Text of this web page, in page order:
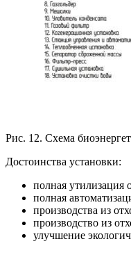
Рис. 12. Схема
Достоинства установки:
полная утилизация
полная
производства из
производство из
улучшение